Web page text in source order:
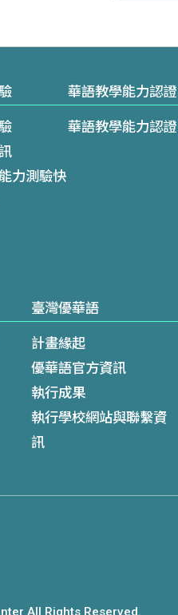
力測驗快
華語教學能力認證
華語教學能力認證
臺灣優華語
計畫緣起
優華語官方資訊
執行成果
執行學校網站與聯繫資
訊
All Rights Reserved.